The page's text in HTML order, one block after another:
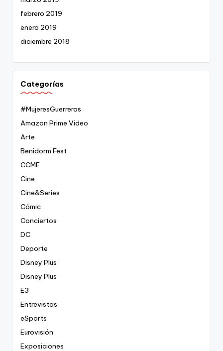
febrero 2019
enero 2019
diciembre 2018
Categorías
#MujeresGuerreras
Amazon Prime Video
Arte
Benidorm Fest
CCME
Cine
Cine&Series
Cómic
Conciertos
DC
Deporte
Disney Plus
Disney Plus
E3
Entrevistas
eSports
Eurovisión
Exposiciones